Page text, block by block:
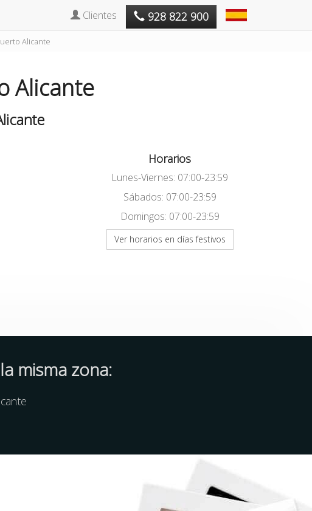
Clientes 928 822 900
Alicante
Alicante
Horarios
Lunes-Viernes: 07:00-23:59
Sábados: 07:00-23:59
Domingos: 07:00-23:59
Ver horarios en días festivos
misma zona: